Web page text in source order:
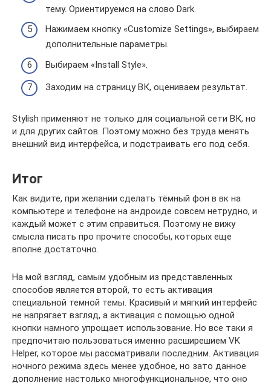
тему. Ориентируемся на слово Dark.
Нажимаем кнопку «Customize Settings», выбираем
дополнительные параметры.
Выбираем «Install Style».
Заходим на страницу ВК, оцениваем результат.
Stylish применяют не только для социальной сети ВК, но
и для других сайтов. Поэтому можно без труда менять
внешний вид интерфейса, и подстраивать его под себя.
Итог
Как видите, при желании сделать тёмный фон в вк на
компьютере и телефоне на андроиде совсем нетрудно, и
каждый может с этим справиться. Поэтому не вижу
смысла писать про прочите способы, которых еще
вполне достаточно.
На мой взгляд, самым удобным из представленных
способов является второй, то есть активация
специальной темной темы. Красивый и мягкий интерфейс
не напрягает взгляд, а активация с помощью одной
кнопки намного упрощает использование. Но все таки я
предпочитаю пользоваться именно расширешием VK
Helper, которое мы рассматривали последним. Активация
ночного режима здесь менее удобное, но зато данное
дополнение настолько многофункциональное, что оно